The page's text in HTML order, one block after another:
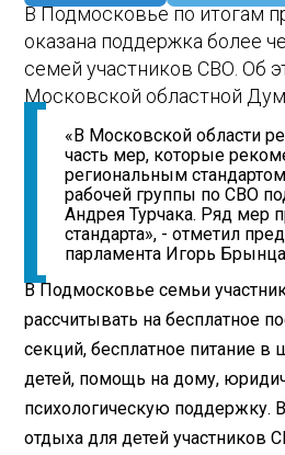
В Подмосковье по итогам
оказана поддержка более
семей участников СВО. Об
Московской областной
«В Московской области
часть мер, которые
региональным
рабочей группы по СВО
Андрея Турчака. Ряд мер
стандарта», - отметил
парламента Игорь
В Подмосковье семьи
рассчитывать на бесплатное
секций, бесплатное питание в
детей, помощь на дому,
психологическую поддержку.
отдыха для детей участников